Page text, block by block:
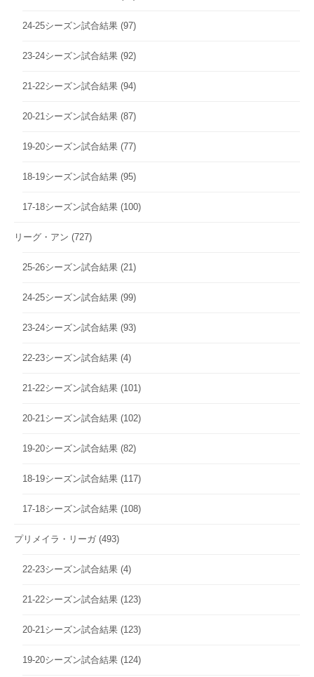
24-25シーズン試合結果 (97)
23-24シーズン試合結果 (92)
21-22シーズン試合結果 (94)
20-21シーズン試合結果 (87)
19-20シーズン試合結果 (77)
18-19シーズン試合結果 (95)
17-18シーズン試合結果 (100)
リーグ・アン (727)
25-26シーズン試合結果 (21)
24-25シーズン試合結果 (99)
23-24シーズン試合結果 (93)
22-23シーズン試合結果 (4)
21-22シーズン試合結果 (101)
20-21シーズン試合結果 (102)
19-20シーズン試合結果 (82)
18-19シーズン試合結果 (117)
17-18シーズン試合結果 (108)
プリメイラ・リーガ (493)
22-23シーズン試合結果 (4)
21-22シーズン試合結果 (123)
20-21シーズン試合結果 (123)
19-20シーズン試合結果 (124)